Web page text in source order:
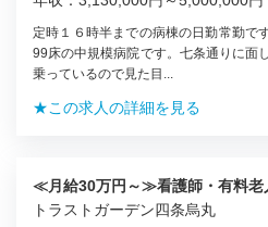
定時１６時半までの病棟の日勤常勤で
99床の中規模病院です。七条通りに面
乗っているので見た目...
★この求人の詳細を見る
≪月給30万円～≫看護師・有料老
トラストガーデン四条烏丸